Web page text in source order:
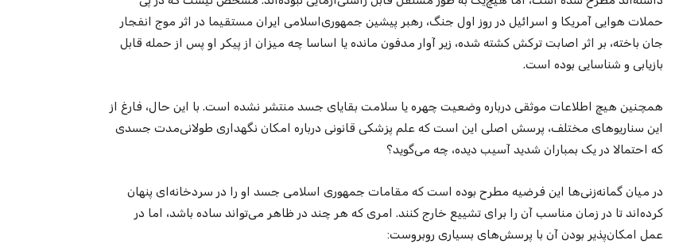
حملات هوایی آمریکا و اسرائیل در روز اول جنگ، رهبر پیشین جمهوری‌اسلامی ایران مستقیما در اثر موج انفجار
جان باخته، بر اثر اصابت ترکش کشته شده، زیر آوار مدفون مانده یا اساسا چه میزان از پیکر او پس از حمله قابل
بازیابی و شناسایی بوده است.
همچنین هیچ اطلاعات موثقی درباره وضعیت چهره یا سلامت بقایای جسد منتشر نشده است. با این حال، فارغ از
این سناریوهای مختلف، پرسش اصلی این است که علم پزشکی قانونی درباره امکان نگهداری طولانی‌مدت جسدی
که احتمالا در یک بمباران شدید آسیب دیده، چه می‌گوید؟
در میان گمانه‌زنی‌ها این فرضیه مطرح بوده است که مقامات جمهوری اسلامی جسد او را در سردخانه‌ای پنهان
کرده‌اند تا در زمان مناسب آن را برای تشییع خارج کنند. امری که هر چند در ظاهر می‌تواند ساده باشد، اما در
عمل امکان‌پذیر بودن آن با پرسش‌های بسیاری روبروست: